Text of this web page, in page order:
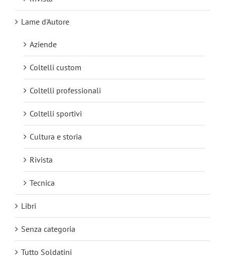
Lame d'Autore
Aziende
Coltelli custom
Coltelli professionali
Coltelli sportivi
Cultura e storia
Rivista
Tecnica
Libri
Senza categoria
Tutto Soldatini